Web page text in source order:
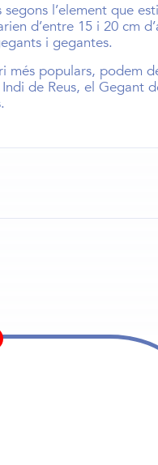
l’element que
d’entre 15 i 20 cm
i gegantes.
més populars, podem
de Reus, el Gegant